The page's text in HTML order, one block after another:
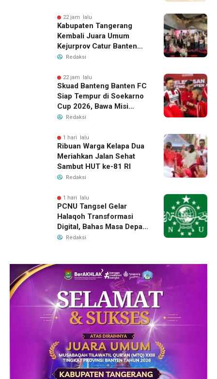
22 jam lalu
Kabupaten Tangerang
Kembali Juara Umum
Kejurprov Catur Banten
2026, Raih 24 Medali
Redaksi
22 jam lalu
Skuad Banteng Banten FC
Siap Tempur di Soekarno
Cup 2026, Bawa Misi
Harumkan Nama Banten
Redaksi
1 hari lalu
Ribuan Warga Kelapa Dua
Meriahkan Jalan Sehat
Sambut HUT ke-81 RI
Redaksi
1 hari lalu
PCNU Tangsel Gelar
Halaqoh Transformasi
Digital, Bahas Masa Depan
NU di Era Disrupsi
Redaksi